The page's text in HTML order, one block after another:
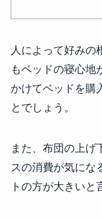
人によって好みの
もベッドの寝心地
かけてベッドを購
とでしょう。
また、布団の上げ
スの消費が気にな
トの方が大きいと